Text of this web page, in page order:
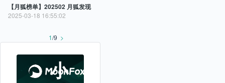
【月狐榜单】202502 月狐发现
2025-03-18 16:55:02
1/9 >
APP
+
小